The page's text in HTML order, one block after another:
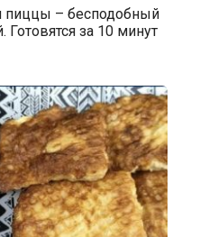
пиццы – бесподобный
за 10 минут